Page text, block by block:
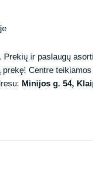
ir paslaugų
Centre
Minijos g. 54,